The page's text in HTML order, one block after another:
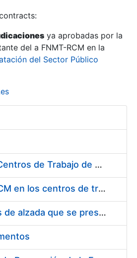
ya aprobadas por la
del a FNMT-RCM en la
del Sector Público
Suministro de Protectores Auditivos a medida para las personas trabajadoras de los Centros de Trabajo de Madrid y Burgos
Suministro de gafas graduadas antiproyecciones para los trabajadores de la FNMT-RCM en los centros de trabajo de Madrid y Burgos
Servicios de una empresa externa para el asesoramiento y resolución de los recursos de alzada que se presentan relacionados con procesos de selección para la FNMT-RCM